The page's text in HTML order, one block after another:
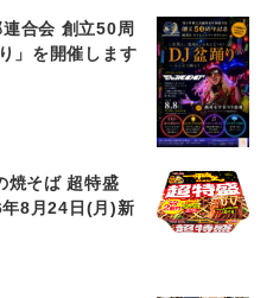
合会 創立50周
」を開催します
焼そば 超特盛
8月24日(月)新